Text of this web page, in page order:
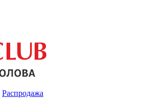
Распродажа